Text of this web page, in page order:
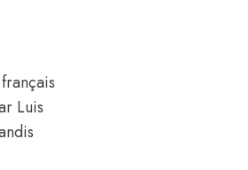
Luis